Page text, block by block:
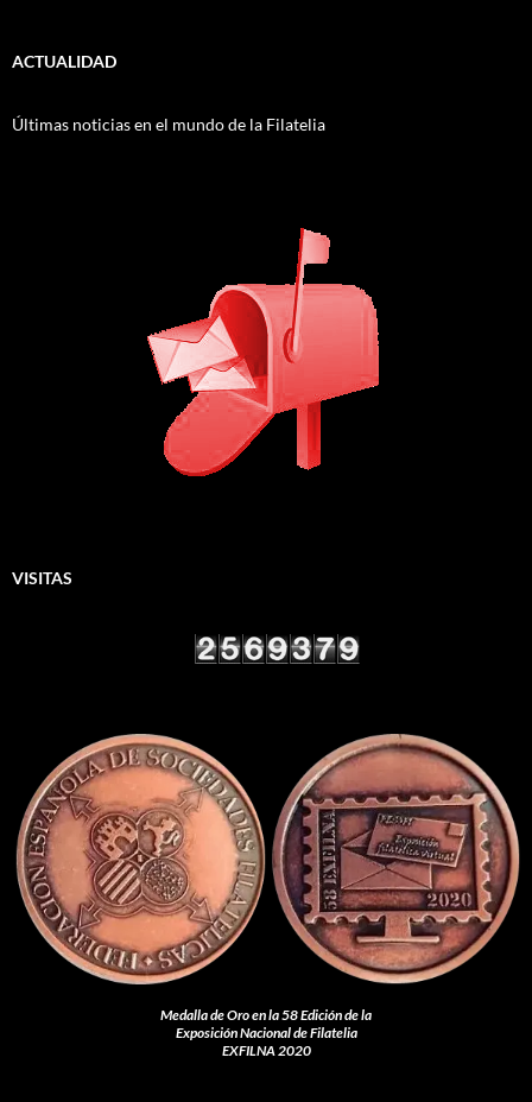
ACTUALIDAD
Últimas noticias en el mundo de la Filatelia
VISITAS
Medalla de Oro en la 58 Edición de la
Exposición Nacional de Filatelia
EXFILNA 2020